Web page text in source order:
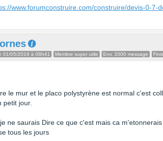
www.forumconstruire.com/construire/devis-0-7-
01/05/2019 à 08h41 Membre super utile Env. 2000 message
le mur et le placo polystyrène est normal c'est
petit jour.
ne saurais Dire ce que c'est mais ca
tous les jours